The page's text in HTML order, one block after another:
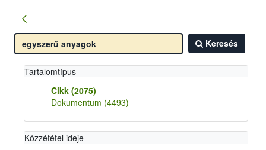
Keresés
Tartalomtípus
Cikk (2075)
Dokumentum (4493)
Közzététel ideje